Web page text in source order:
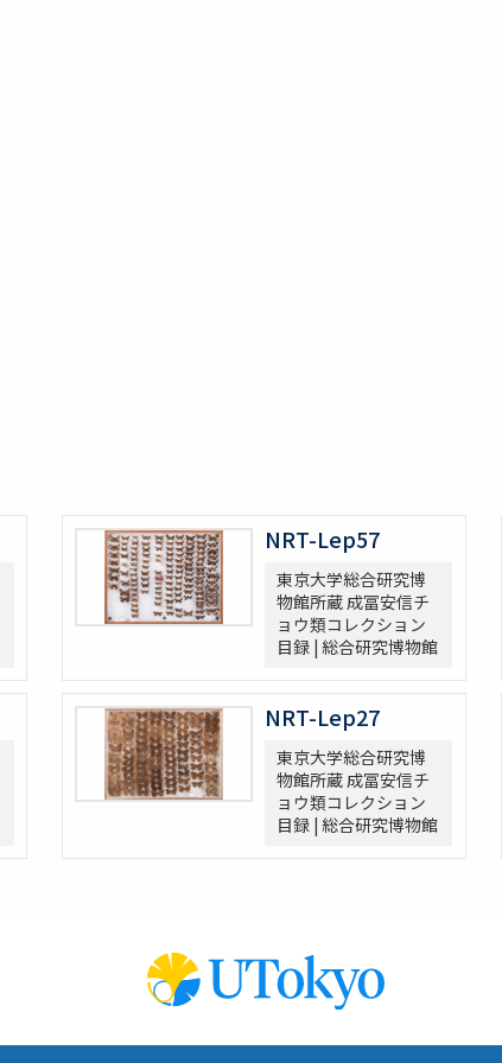
NRT-Lep57
東京大学総合研究博
物館所蔵 成冨安信チ
ョウ類コレクション
目録 | 総合研究博物館
NRT-Lep27
東京大学総合研究博
物館所蔵 成冨安信チ
ョウ類コレクション
目録 | 総合研究博物館